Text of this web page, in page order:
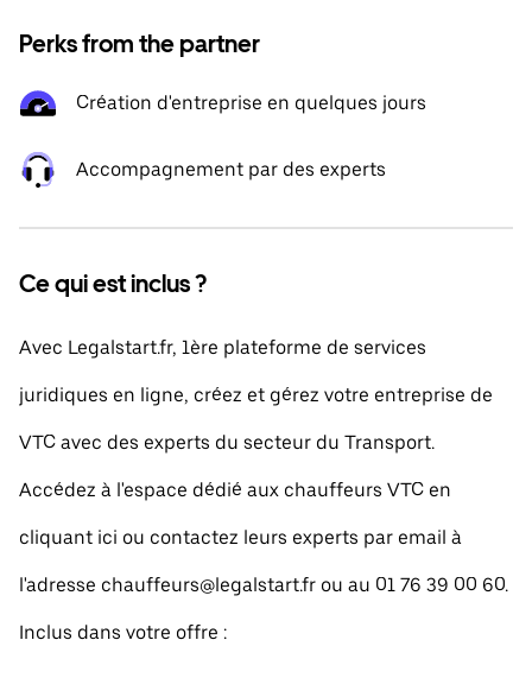
Perks from the partner
Création d'entreprise en quelques jours
Accompagnement par des experts
Ce qui est inclus ?
Avec Legalstart.fr, 1ère plateforme de services
juridiques en ligne, créez et gérez votre entreprise de
VTC avec des experts du secteur du Transport.
Accédez à l'espace dédié aux chauffeurs VTC en
cliquant ici ou contactez leurs experts par email à
l'adresse chauffeurs@legalstart.fr ou au 01 76 39 00 60.
Inclus dans votre offre :